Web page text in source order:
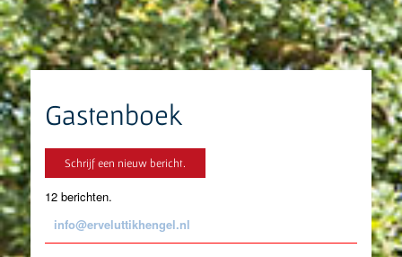
Gastenboek
12 berichten.
info@erveluttikhengel.nl